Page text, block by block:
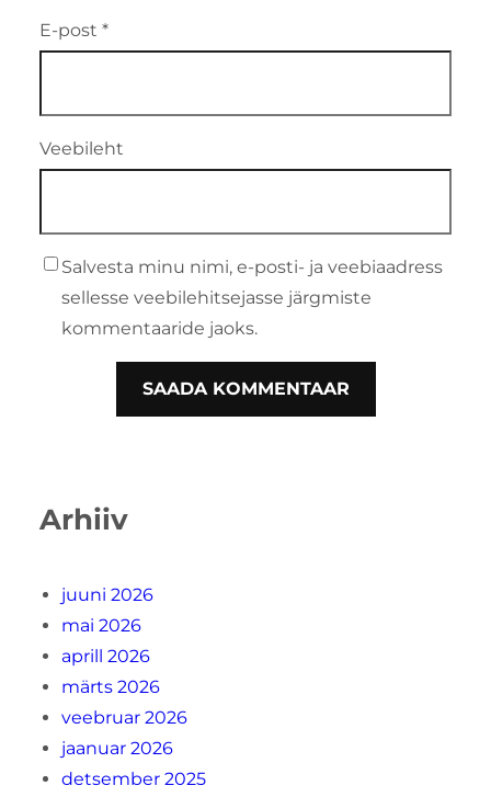
E-post *
Veebileht
Salvesta minu nimi, e-posti- ja veebiaadress
sellesse veebilehitsejasse järgmiste
kommentaaride jaoks.
Arhiiv
juuni 2026
mai 2026
aprill 2026
märts 2026
veebruar 2026
jaanuar 2026
detsember 2025